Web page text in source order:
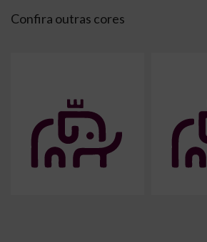
Confira outras cores